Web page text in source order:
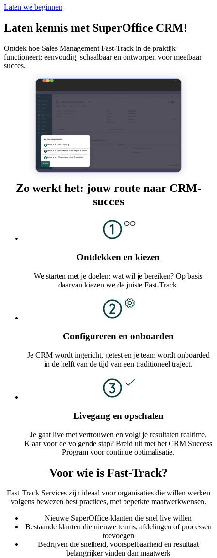
Laten we beginnen
Laten kennis met SuperOffice CRM!
Ontdek hoe Sales Management Fast-Track in de praktijk
functioneert: eenvoudig, schaalbaar en ontworpen voor meetbaar
succes.
Zo werkt het: jouw route naar CRM-
succes
Ontdekken en kiezen
We starten met je doelen: wat wil je bereiken? Op basis
daarvan kiezen we de juiste Fast-Track.
Configureren en onboarden
Je CRM wordt ingericht, getest en je team wordt onboarded
in de helft van de tijd van een traditioneel traject.
Livegang en opschalen
Je gaat live met vertrouwen en volgt je resultaten realtime.
Klaar voor de volgende stap? Breid uit met het CRM Success
Program voor continue optimalisatie.
Voor wie is Fast-Track?
Fast-Track Services zijn ideaal voor organisaties die willen werken
volgens bewezen best practices, met beperkte maatwerkwensen.
Nieuwe SuperOffice-klanten die snel live willen
Bestaande klanten die nieuwe teams, afdelingen of processen
toevoegen
Bedrijven die snelheid, voorspelbaarheid en resultaat
belangrijker vinden dan maatwerk